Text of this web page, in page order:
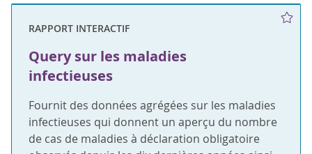
RAPPORT INTERACTIF
Query sur les maladies
infectieuses
Fournit des données agrégées sur les maladies
infectieuses qui donnent un aperçu du nombre
de cas de maladies à déclaration obligatoire